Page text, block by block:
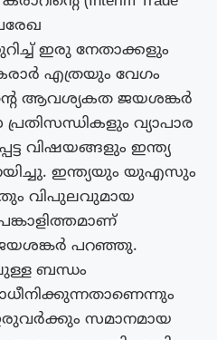
ഇരു നേതാക്കളും
എത്രയും വേഗം
ആവശ്യകത ജയശങ്കര്‍
വ്യാപാര
വിഷയങ്ങളും ഇന്ത്യ
ഇന്ത്യയും യുഎസും
വിപുലവുമായ
പറഞ്ഞു.
ബന്ധം
സമാനമായ